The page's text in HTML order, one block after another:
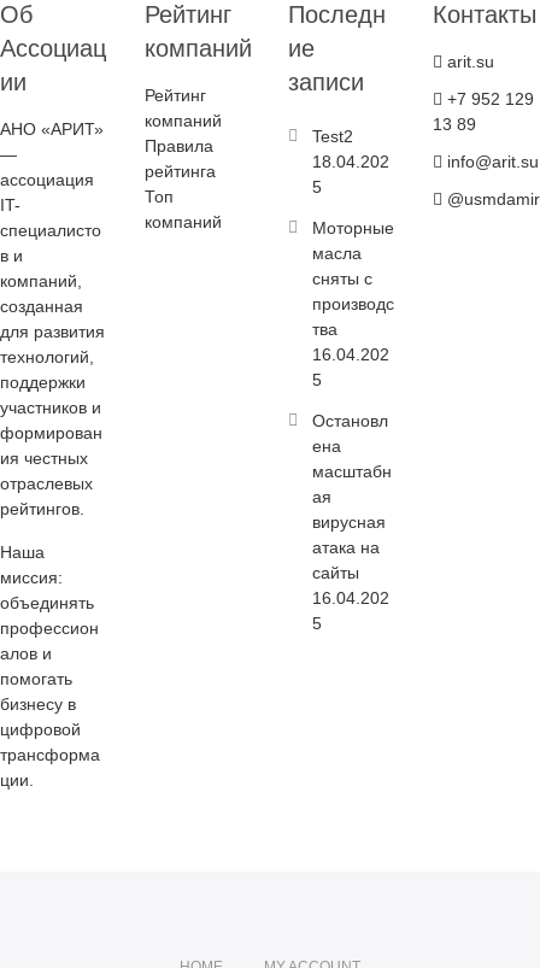
Об
Ассоциац
ии
АНО «АРИТ»
—
ассоциация
IT-
специалисто
в и
компаний,
созданная
для развития
технологий,
поддержки
участников и
формирован
ия честных
отраслевых
рейтингов.
Наша
миссия:
объединять
профессион
алов и
помогать
бизнесу в
цифровой
трансформа
ции.
Рейтинг
компаний
Рейтинг
компаний
Правила
рейтинга
Топ
компаний
Последн
ие
записи
Test2
18.04.202
5
Моторные
масла
сняты с
производс
тва
16.04.202
5
Остановл
ена
масштабн
ая
вирусная
атака на
сайты
16.04.202
5
Контакты
arit.su
+7 952 129
13 89
info@arit.su
@usmdamir